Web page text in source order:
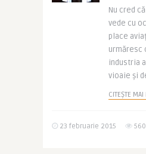
Nu cred
vede cu
place
urmăresc
industria
vioaie și
CITEȘTE MAI
23 februarie 2015